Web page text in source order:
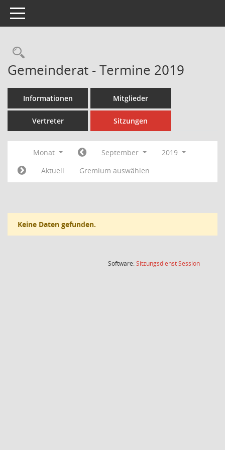
Toggle navigation
Rechercheauswahl
Gemeinderat - Termine 2019
Informationen Mitglieder
Vertreter Sitzungen
Monat September
2019
Aktuell
Gremium auswählen
Keine Daten gefunden.
Software:SitzungsdienstSession(Wird in